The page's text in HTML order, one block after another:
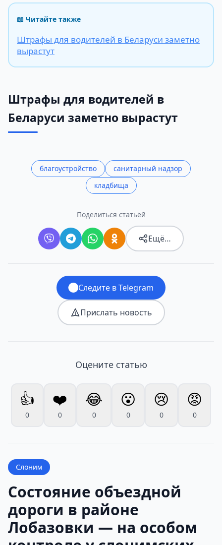
📖 Читайте также
Штрафы для водителей в Беларуси заметно
вырастут
Штрафы для водителей в
Беларуси заметно вырастут
благоустройство
санитарный надзор
кладбища
Поделиться статьёй
Ещё…
Следите в Telegram
Прислать новость
Оцените статью
👍
0
❤️
0
😂
0
😮
0
😢
0
😡
0
Слоним
Состояние объездной
дороги в районе
Лобазовки — на особом